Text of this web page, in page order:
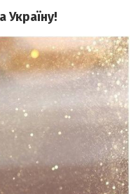
Україну!